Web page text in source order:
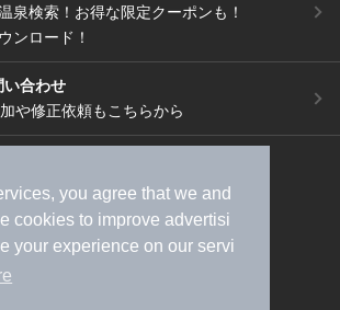
you agree that we and
cookies to improve advertisi
your experience on our servi
泉検索！お得な限定クーポンも！
ンロード！
い合わせ
や修正依頼もこちらから
（資料請求）
広告出稿のご案内
ライフスタイルMEMBERS+規約
法に基づく表記
ヘルプ
採用情報
会社